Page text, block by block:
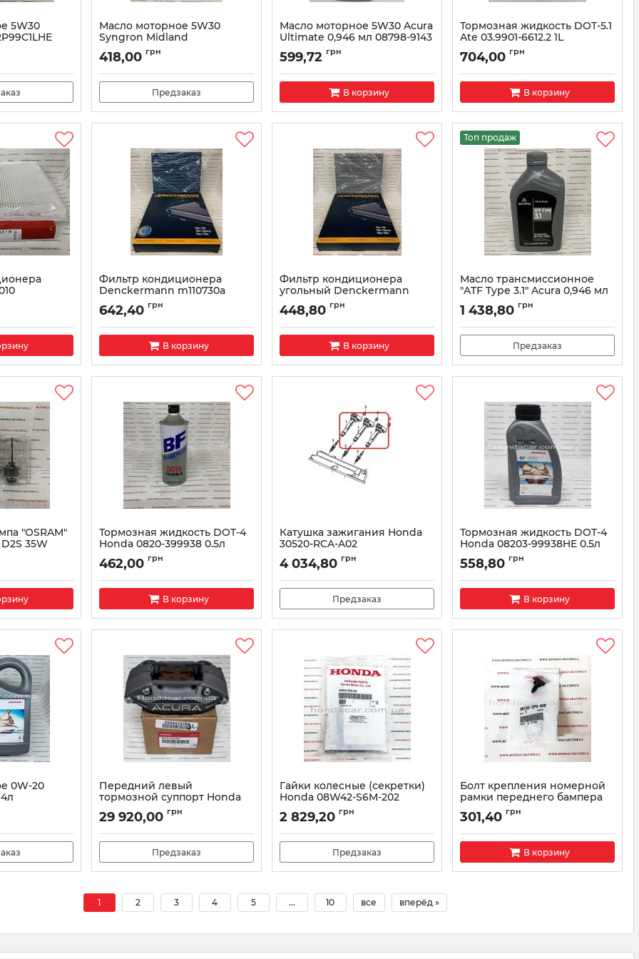
5W30
Масло моторное 5W30
Syngron Midland
Артикул: Synqron5W30
418,00 грн
Предзаказ
Масло моторное 5W30 Acura
Ultimate 0,946 мл 08798-9143
Артикул: 087989143
599,72 грн
В корзину
Тормозная жидкость DOT-5.1
Ate 03.9901-6612.2 1L
Артикул: 03990166122
704,00 грн
В корзину
Фильтр кондиционера
Denckermann m110730a
Артикул: m110730a
642,40 грн
В корзину
Фильтр кондиционера
угольный Denckermann
Артикул: m110730k
448,80 грн
В корзину
Топ продаж
Масло трансмиссионное
"ATF Type 3.1" Acura 0,946 мл
08200-9017A
Артикул: 082009017A
1 438,80 грн
Предзаказ
"OSRAM"
35W
Тормозная жидкость DOT-4
Honda 0820-399938 0.5л
Артикул: 0820-399938
462,00 грн
В корзину
Катушка зажигания Honda
30520-RCA-A02
Артикул: 30520RCAA02
4 034,80 грн
Предзаказ
Тормозная жидкость DOT-4
Honda 08203-99938HE 0.5л
Артикул: 0820399938HE
558,80 грн
В корзину
0W-20
Передний левый
тормозной суппорт Honda
45019-SJA-A02
Артикул: 45019SJAA02
29 920,00 грн
Предзаказ
Гайки колесные (секретки)
Honda 08W42-S6M-202
Артикул: 08W42S6M202
2 829,20 грн
Предзаказ
Болт крепления номерной
рамки переднего бампера
Honda 90103-SP0-000
Артикул: 90103SP0000
301,40 грн
В корзину
1 2 3 4 5 ... 10 все вперёд »